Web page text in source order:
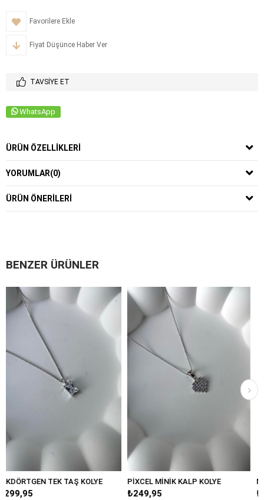
Favorilere Ekle
Fiyat Düşünce Haber Ver
TAVSIYE ET
WhatsApp
ÜRÜN ÖZELLIKLERI
YORUMLAR(0)
ÜRÜN ÖNERILERI
BENZER ÜRÜNLER
KOLYE PİXCEL MİNİK KALP KOLYE MİNİMAL MOTİFLİ